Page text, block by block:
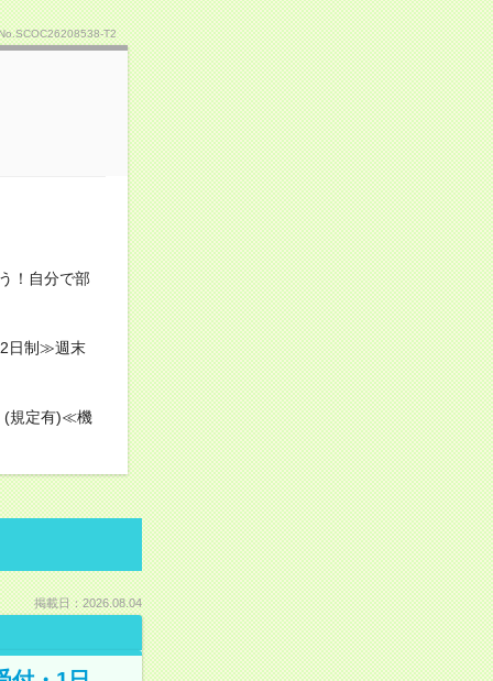
T2
！自分で部
日制≫週末
(規定有)≪機
掲載日：2026.08.04